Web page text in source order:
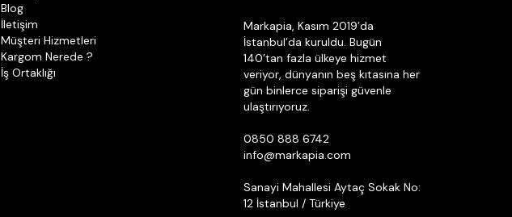
Blog
İletişim
Müşteri Hizmetleri
Kargom Nerede ?
İş Ortaklığı
Markapia, Kasım 2019’da
İstanbul’da kuruldu. Bugün
140’tan fazla ülkeye hizmet
veriyor, dünyanın beş kıtasına her
gün binlerce siparişi güvenle
ulaştırıyoruz.
0850 888 6742
info@markapia.com
Sanayi Mahallesi Aytaç Sokak No:
12 İstanbul / Türkiye